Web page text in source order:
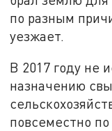
по разным
уезжает.
В 2017 году не
назначению
повсеместно